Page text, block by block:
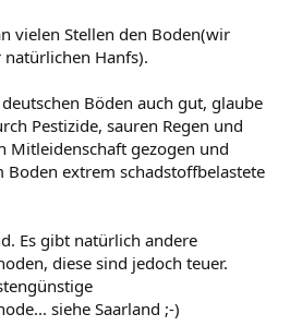
vielen Stellen den Boden(wir
Hanfs).
Böden auch gut, glaube
Pestizide, sauren Regen und
Mitleidenschaft gezogen und
extrem schadstoffbelastete
Es gibt natürlich andere
diese sind jedoch teuer.
siehe Saarland ;-)